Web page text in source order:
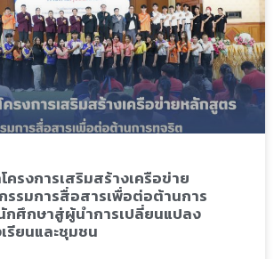
ครงการเสริมสร้างเครือข่าย
รมการสื่อสารเพื่อต่อต้านการ
ศึกษาสู่ผู้นำการเปลี่ยนแปลง
รียนและชุมชน